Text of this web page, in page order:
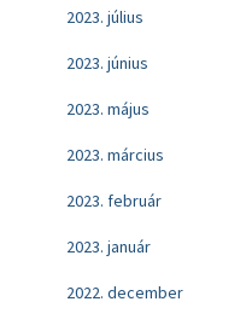
2023. július
2023. június
2023. május
2023. március
2023. február
2023. január
2022. december